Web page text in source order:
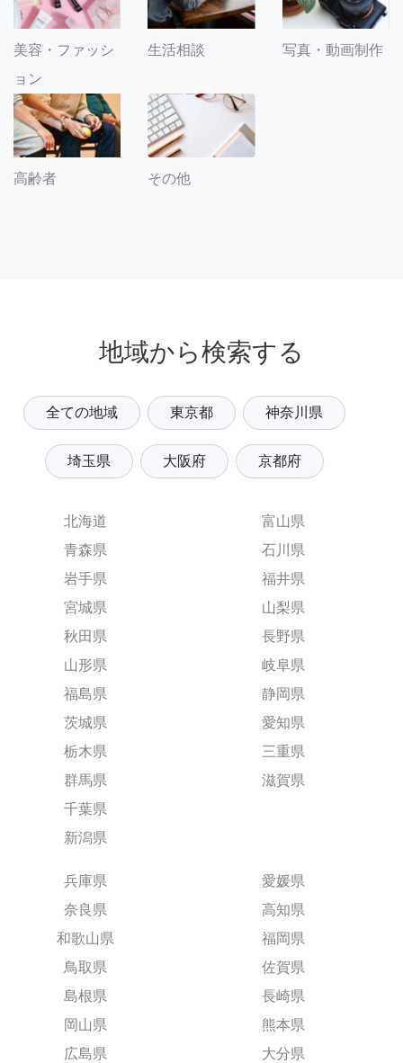
美容・ファッシ
ョン
生活相談 写真・動画制作
高齢者 その他
地域から検索する
全ての地域 東京都 神奈川県
埼玉県 大阪府 京都府
北海道
青森県
岩手県
宮城県
秋田県
山形県
福島県
茨城県
栃木県
群馬県
千葉県
新潟県
富山県
石川県
福井県
山梨県
長野県
岐阜県
静岡県
愛知県
三重県
滋賀県
兵庫県
奈良県
和歌山県
鳥取県
島根県
岡山県
広島県
愛媛県
高知県
福岡県
佐賀県
長崎県
熊本県
大分県